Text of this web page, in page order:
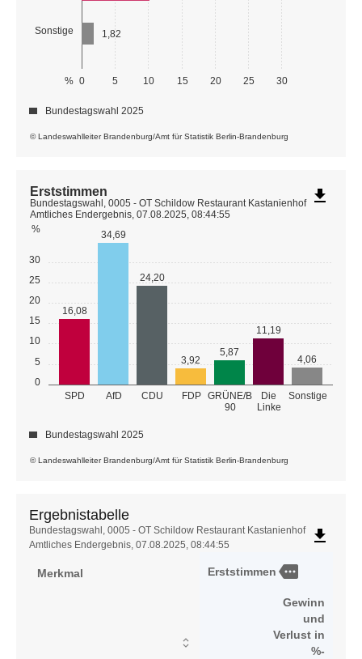
Sonstige
0 5 10 15 20 25 30
%
1,82
© Landeswahlleiter Brandenburg/Amt für Statistik Berlin-Brandenburg
Bundestagswahl 2025
0
5
10
15
20
25
30
%
SPD AfD CDU FDP GRÜNE/B
90
Die
Linke
Sonstige
16,08
34,69
24,20
3,92
5,87
11,19
4,06
© Landeswahlleiter Brandenburg/Amt für Statistik Berlin-Brandenburg
Erststimmen
Bundestagswahl, 0005 - OT Schildow Restaurant Kastanienhof
Amtliches Endergebnis, 07.08.2025, 08:44:55
Bundestagswahl 2025
file_download
Ergebnistabelle
Ergebnistabelle
Bundestagswahl, 0005 - OT Schildow Restaurant Kastanienhof
Amtliches Endergebnis, 07.08.2025, 08:44:55
file_download
Merkmal Erststimmen more
Gewinn
und
Verlust in
%-